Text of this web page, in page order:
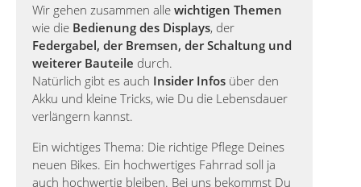
Wir gehen zusammen alle wichtigen Themen
wie die Bedienung des Displays, der
Federgabel, der Bremsen, der Schaltung und
weiterer Bauteile durch.
Natürlich gibt es auch Insider Infos über den
Akku und kleine Tricks, wie Du die Lebensdauer
verlängern kannst.
Ein wichtiges Thema: Die richtige Pflege Deines
neuen Bikes. Ein hochwertiges Fahrrad soll ja
auch hochwertig bleiben. Bei uns bekommst Du